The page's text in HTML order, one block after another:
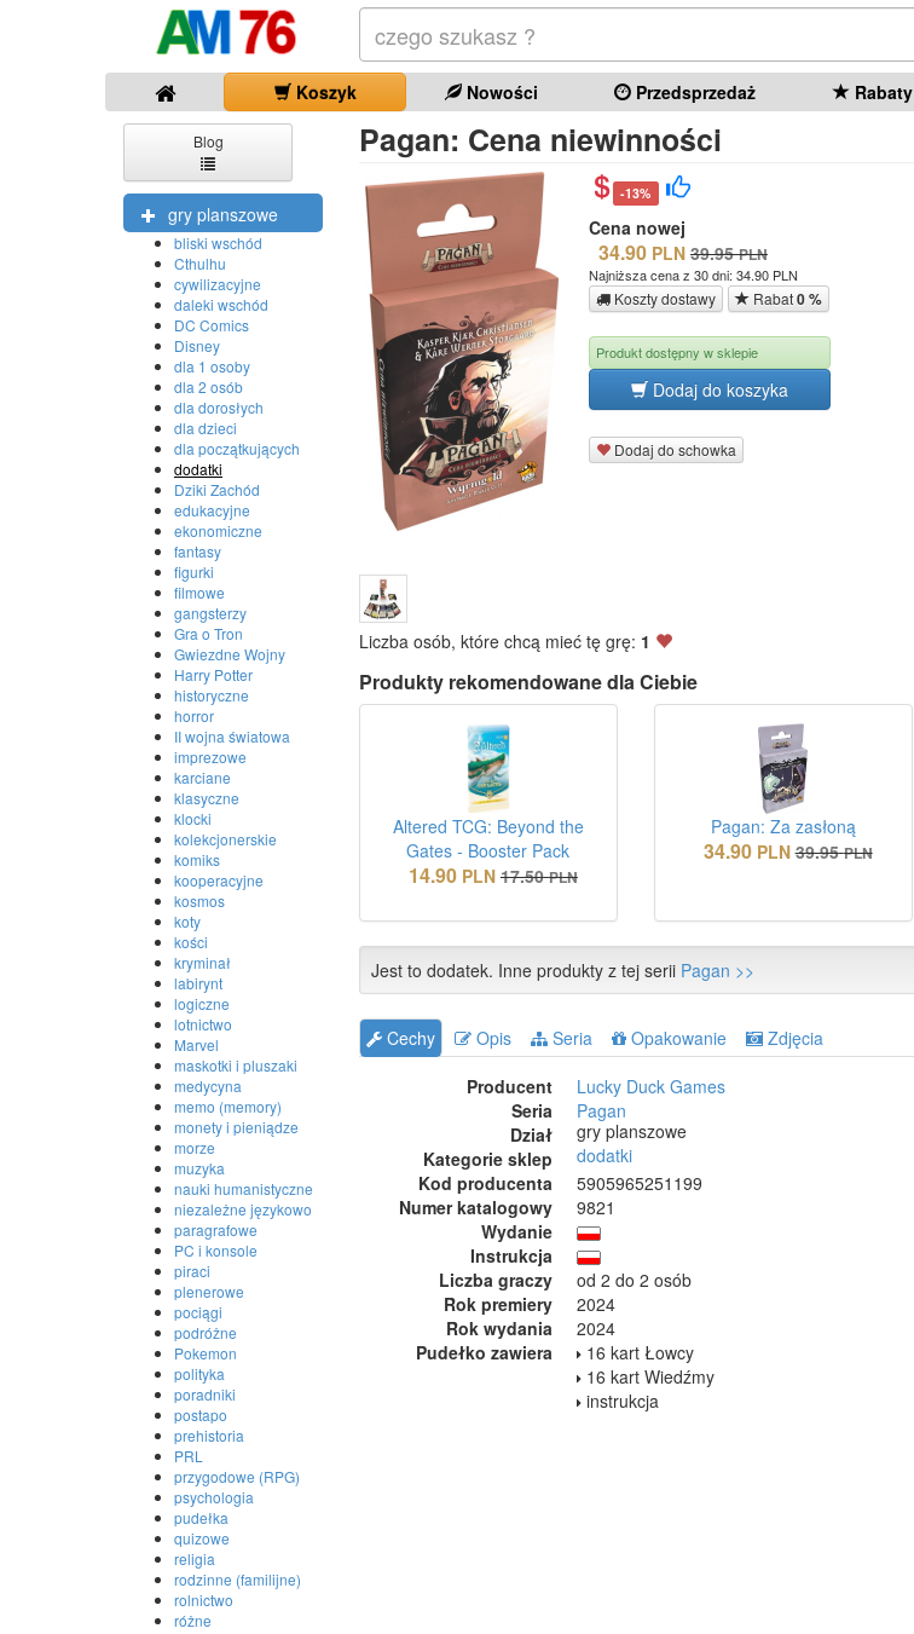
Koszyk Nowości Przedsprzedaż Rabaty
Blog
gry planszowe
bliski wschód
Cthulhu
cywilizacyjne
daleki wschód
DC Comics
Disney
dla 1 osoby
dla 2 osób
dla dorosłych
dla dzieci
dla początkujących
dodatki
Dziki Zachód
edukacyjne
ekonomiczne
fantasy
figurki
filmowe
gangsterzy
Gra o Tron
Gwiezdne Wojny
Harry Potter
historyczne
horror
II wojna światowa
imprezowe
karciane
klasyczne
klocki
kolekcjonerskie
komiks
kooperacyjne
kosmos
koty
kości
kryminał
labirynt
logiczne
lotnictwo
Marvel
maskotki i pluszaki
medycyna
memo (memory)
monety i pieniądze
morze
muzyka
nauki humanistyczne
niezależne językowo
paragrafowe
PC i konsole
piraci
plenerowe
pociągi
podróżne
Pokemon
polityka
poradniki
postapo
prehistoria
PRL
przygodowe (RPG)
psychologia
pudełka
quizowe
religia
rodzinne (familijne)
rolnictwo
różne
Pagan: Cena niewinności
-13%
Cena nowej
34.90 PLN 39.95 PLN
Najniższa cena z 30 dni: 34.90 PLN
Koszty dostawy Rabat0 %
Produkt dostępny w sklepie
Dodaj do koszyka
Dodaj do schowka
Liczba osób, które chcą mieć tę grę: 1
Produkty rekomendowane dla Ciebie
Altered TCG: Beyond the
Gates - Booster Pack
14.90 PLN 17.50 PLN
Pagan: Za zasłoną
34.90 PLN 39.95 PLN
Jest to dodatek. Inne produkty z tej serii Pagan >>
Cechy Opis Seria Opakowanie
Zdjęcia
Producent
Lucky Duck Games
Seria
Pagan
Dział
gry planszowe
Kategorie sklep
dodatki
Kod producenta
5905965251199
Numer katalogowy
9821
Wydanie
Instrukcja
Liczba graczy
od 2 do 2 osób
Rok premiery
2024
Rok wydania
2024
Pudełko zawiera
16 kart Łowcy
16 kart Wiedźmy
instrukcja